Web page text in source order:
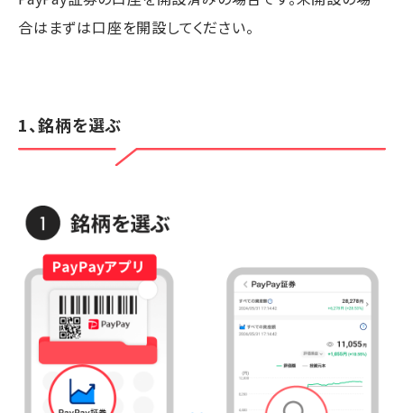
合はまずは口座を開設してください。
1、銘柄を選ぶ